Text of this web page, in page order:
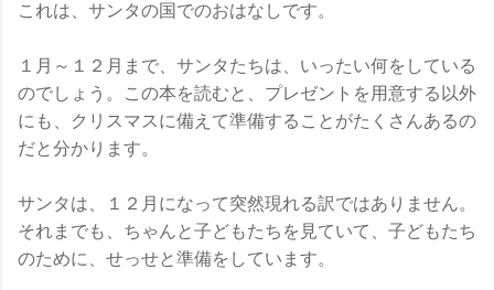
これは、サンタの国でのおはなしです。
１月～１２月まで、サンタたちは、いったい何をしている
のでしょう。この本を読むと、プレゼントを用意する以外
にも、クリスマスに備えて準備することがたくさんあるの
だと分かります。
サンタは、１２月になって突然現れる訳ではありません。
それまでも、ちゃんと子どもたちを見ていて、子どもたち
のために、せっせと準備をしています。